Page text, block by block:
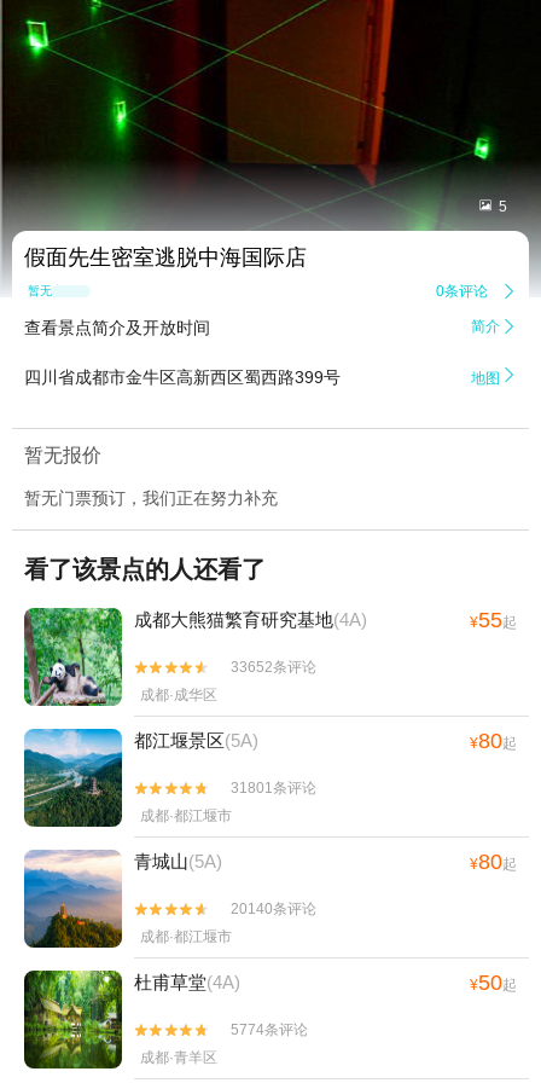
 5
假面先生密室逃脱中海国际店
暂无点评 0条评论 
查看景点简介及开放时间 简介 
四川省成都市金牛区高新西区蜀西路399号 地图 
暂无报价
暂无门票预订，我们正在努力补充
看了该景点的人还看了
成都大熊猫繁育研究基地(4A) ¥55起


33652条评论
成都·成华区
都江堰景区(5A) ¥80起


31801条评论
成都·都江堰市
青城山(5A) ¥80起


20140条评论
成都·都江堰市
杜甫草堂(4A) ¥50起


5774条评论
成都·青羊区
